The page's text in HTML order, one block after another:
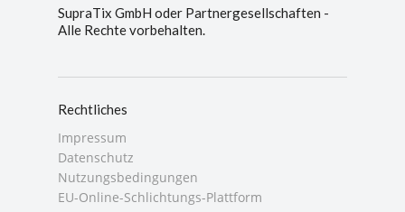
SupraTix GmbH oder Partnergesellschaften -
Alle Rechte vorbehalten.
Rechtliches
Impressum
Datenschutz
Nutzungsbedingungen
EU-Online-Schlichtungs-Plattform